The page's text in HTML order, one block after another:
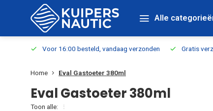
Alle
Voor 16:00 besteld, vandaag verzonden Gratis
Home Eval Gastoeter 380ml
Eval Gastoeter 380ml
Toon alle: